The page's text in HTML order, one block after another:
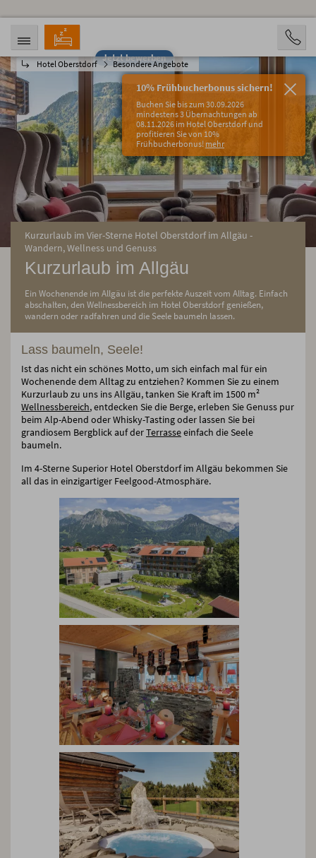
Jetzt bewerben
Hotel Oberstdorf Besondere Angebote
10% Frühbucherbonus sichern!
Buchen Sie bis zum 30.09.2026
mindestens 3 Übernachtungen ab
08.11.2026 im Hotel Oberstdorf und
profitieren Sie von 10%
Frühbucherbonus! mehr
ANREISE
06.08.2026
ABREISE
11.08.2026
PERSONEN
2 Personen
BUCHEN
Kurzurlaub im Vier-Sterne Hotel Oberstdorf im Allgäu -
Wandern, Wellness und Genuss
Kurzurlaub im Allgäu
Ein Wochenende im Allgäu ist die perfekte Auszeit vom Alltag. Einfach
abschalten, den Wellnessbereich im Hotel Oberstdorf genießen,
wandern oder radfahren und die Seele baumeln lassen.
Lass baumeln, Seele!
Ist das nicht ein schönes Motto, um sich einfach mal für ein
Wochenende dem Alltag zu entziehen? Kommen Sie zu einem
Kurzurlaub zu uns ins Allgäu, tanken Sie Kraft im 1500 m²
Wellnessbereich, entdecken Sie die Berge, erleben Sie Genuss pur
beim Alp-Abend oder Whisky-Tasting oder lassen Sie bei
grandiosem Bergblick auf derTerrasseeinfach die Seele
baumeln.
Im 4-Sterne Superior Hotel Oberstdorf im Allgäu bekommen Sie
all das in einzigartiger Feelgood-Atmosphäre.